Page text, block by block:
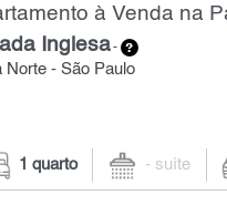
à Venda na
Inglesa-
Norte - São Paulo
1 quarto - suíte